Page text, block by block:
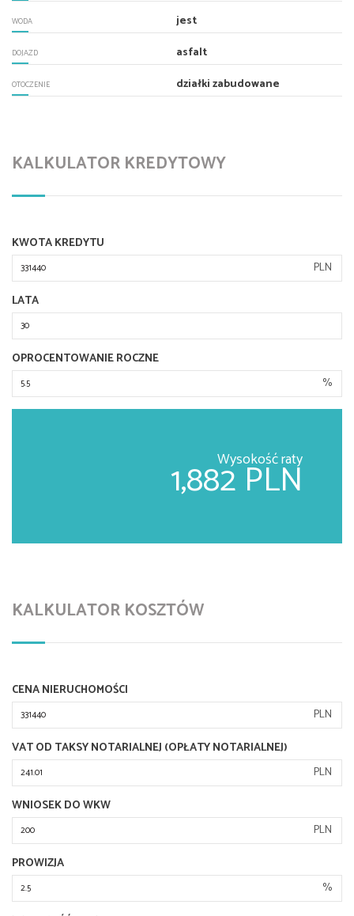
WODA jest
DOJAZD asfalt
OTOCZENIE działki zabudowane
KALKULATOR KREDYTOWY
KWOTA KREDYTU
PLN
LATA
OPROCENTOWANIE ROCZNE
%
Wysokość raty
1,882 PLN
KALKULATOR KOSZTÓW
CENA NIERUCHOMOŚCI
PLN
VAT OD TAKSY NOTARIALNEJ (OPŁATY NOTARIALNEJ)
PLN
WNIOSEK DO WKW
PLN
PROWIZJA
%